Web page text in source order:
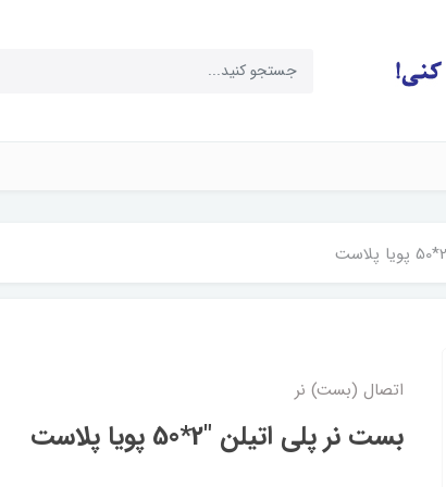
اتصال (بست) نر
بست نر پلی اتیلن "2*50 پویا پلاست